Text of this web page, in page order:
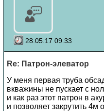
28.05.17 09:33
Re: Патрон-элеватор
У меня первая труба
вкважины не пускает с
и как раз этот патрон в
и позволяет закрутить 4м